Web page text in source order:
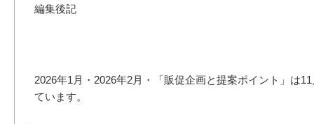
編集後記
2026年1月・2026年2月・「販促企画と提案ポイント」は
ています。